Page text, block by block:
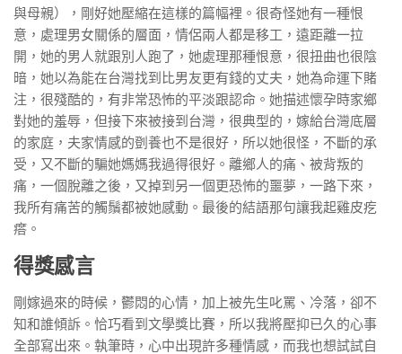
與母親），剛好她壓縮在這樣的篇幅裡。很奇怪她有一種恨
意，處理男女關係的層面，情侶兩人都是移工，遠距離一拉
開，她的男人就跟別人跑了，她處理那種恨意，很扭曲也很陰
暗，她以為能在台灣找到比男友更有錢的丈夫，她為命運下賭
注，很殘酷的，有非常恐怖的平淡跟認命。她描述懷孕時家鄉
對她的羞辱，但接下來被接到台灣，很典型的，嫁給台灣底層
的家庭，夫家情感的㔁養也不是很好，所以她很怪，不斷的承
受，又不斷的騙她媽媽我過得很好。離鄉人的痛、被背叛的
痛，一個脫離之後，又掉到另一個更恐怖的噩夢，一路下來，
我所有痛苦的觸鬚都被她感動。最後的結語那句讓我起雞皮疙
瘩。
得獎感言
剛嫁過來的時候，鬱悶的心情，加上被先生叱罵、冷落，卻不
知和誰傾訴。恰巧看到文學獎比賽，所以我將壓抑已久的心事
全部寫出來。執筆時，心中出現許多種情感，而我也想試試自